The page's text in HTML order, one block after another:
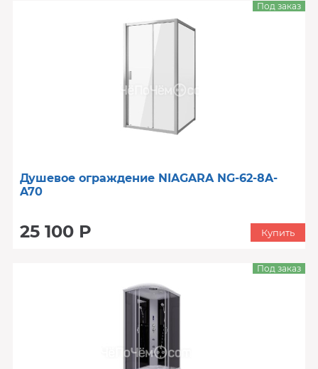
Душевое ограждение NIAGARA NG-62-8A-
A70
25 100 Р
Под заказ
Купить
Под заказ